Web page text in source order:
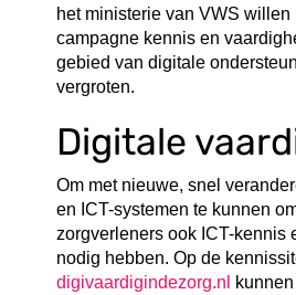
het ministerie van VWS willen
campagne kennis en
gebied van digitale
vergroten.
Digitale
Om met nieuwe, snel
en ICT-systemen te kunnen
zorgverleners ook ICT-kennis
nodig hebben. Op de
digivaardigindezorg.nl